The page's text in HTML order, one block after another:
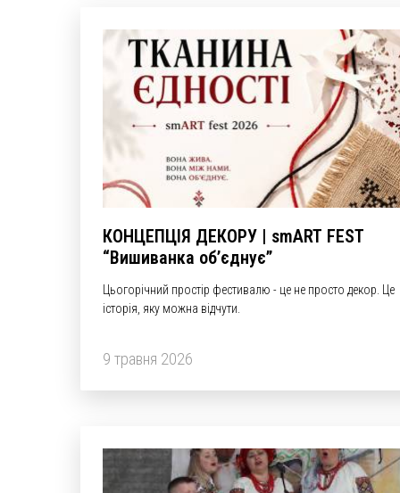
КОНЦЕПЦІЯ ДЕКОРУ | smART FEST
“Вишиванка об’єднує”
Цьогорічний простір фестивалю - це не просто декор. Це
історія, яку можна відчути.
9 травня 2026